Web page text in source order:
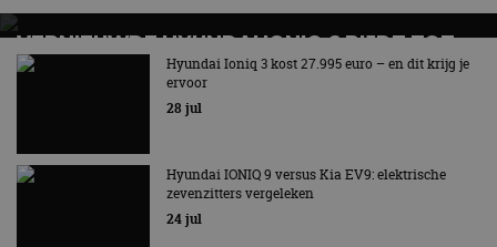
VERNIEUWDE HYUNDAI IONIQ 6 RIJDT TOT
680 KILOMETER EN WORDT GOEDKOPER
Keuze uit twee accupakketten
Hyundai Ioniq 3 kost 27.995 euro – en dit krijg je
ervoor
28 jul
Hyundai IONIQ 9 versus Kia EV9: elektrische
zevenzitters vergeleken
24 jul